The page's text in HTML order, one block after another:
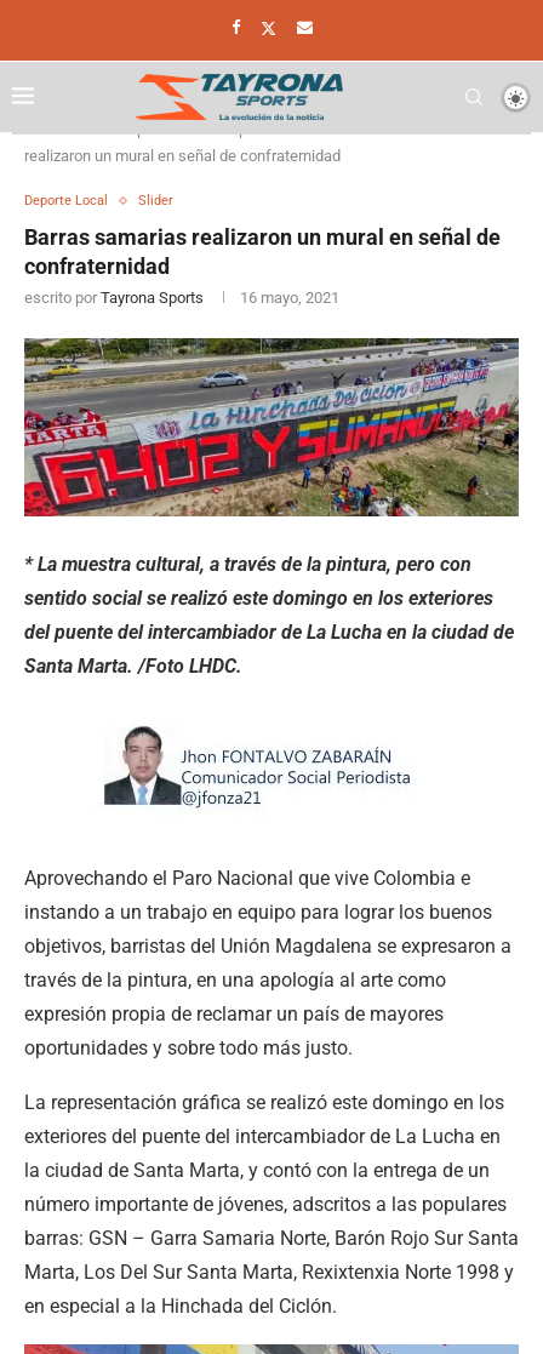
realizaron un mural en señal de confraternidad
Deporte Local Slider
Barras samarias realizaron un mural en señal de
confraternidad
escrito por Tayrona Sports 16 mayo, 2021
* La muestra cultural, a través de la pintura, pero con
sentido social se realizó este domingo en los exteriores
del puente del intercambiador de La Lucha en la ciudad de
Santa Marta. /Foto LHDC.
Aprovechando el Paro Nacional que vive Colombia e
instando a un trabajo en equipo para lograr los buenos
objetivos, barristas del Unión Magdalena se expresaron a
través de la pintura, en una apología al arte como
expresión propia de reclamar un país de mayores
oportunidades y sobre todo más justo.
La representación gráfica se realizó este domingo en los
exteriores del puente del intercambiador de La Lucha en
la ciudad de Santa Marta, y contó con la entrega de un
número importante de jóvenes, adscritos a las populares
barras: GSN – Garra Samaria Norte, Barón Rojo Sur Santa
Marta, Los Del Sur Santa Marta, Rexixtenxia Norte 1998 y
en especial a la Hinchada del Ciclón.